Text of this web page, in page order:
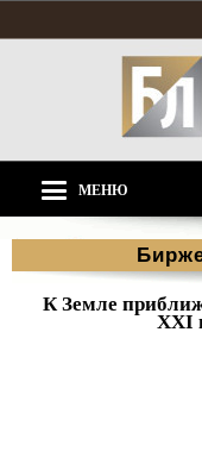
МЕНЮ
К Земле
XXI